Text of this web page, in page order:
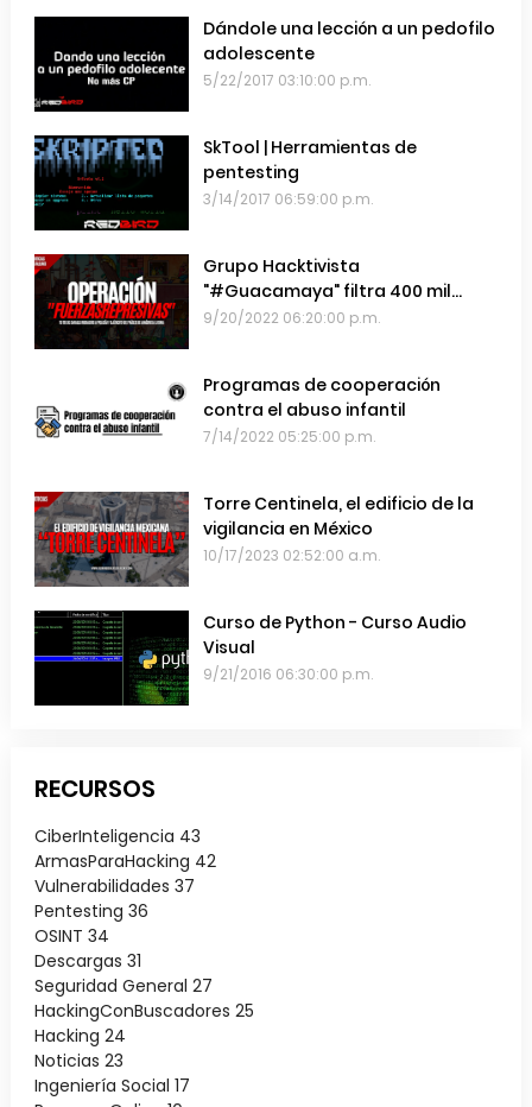
Dándole una lección a un pedofilo
adolescente
5/22/2017 03:10:00 p.m.
SkTool | Herramientas de
pentesting
3/14/2017 06:59:00 p.m.
Grupo Hacktivista
"#Guacamaya" filtra 400 mil
emails de las Fuerzas Armadas de
9/20/2022 06:20:00 p.m.
Programas de cooperación
contra el abuso infantil
7/14/2022 05:25:00 p.m.
Torre Centinela, el edificio de la
vigilancia en México
10/17/2023 02:52:00 a.m.
Curso de Python - Curso Audio
Visual
9/21/2016 06:30:00 p.m.
RECURSOS
CiberInteligencia 43
ArmasParaHacking 42
Vulnerabilidades 37
Pentesting 36
OSINT 34
Descargas 31
Seguridad General 27
HackingConBuscadores 25
Hacking 24
Noticias 23
Ingeniería Social 17